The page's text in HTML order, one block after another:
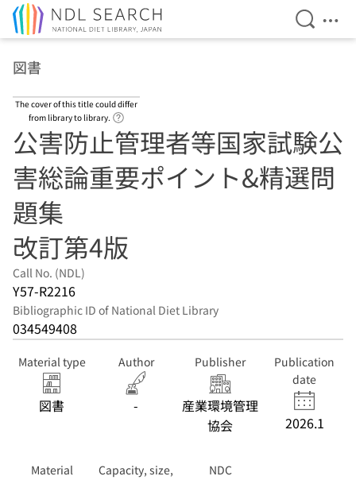
Open
図書
The cover of this title could differ
from library to library.
公害防止管理者等国家試験公
害総論重要ポイント&精選問
題集
改訂第4版
Call No. (NDL)
Y57-R2216
Bibliographic ID of National Diet Library
034549408
Material type
図書
Author
-
Publisher
産業環境管理
協会
Publication
date
2026.1
Material
Capacity, size,
NDC